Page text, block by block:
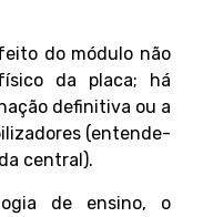
do módulo não
da placa; há
definitiva ou a
(entende-
central).
de ensino, o